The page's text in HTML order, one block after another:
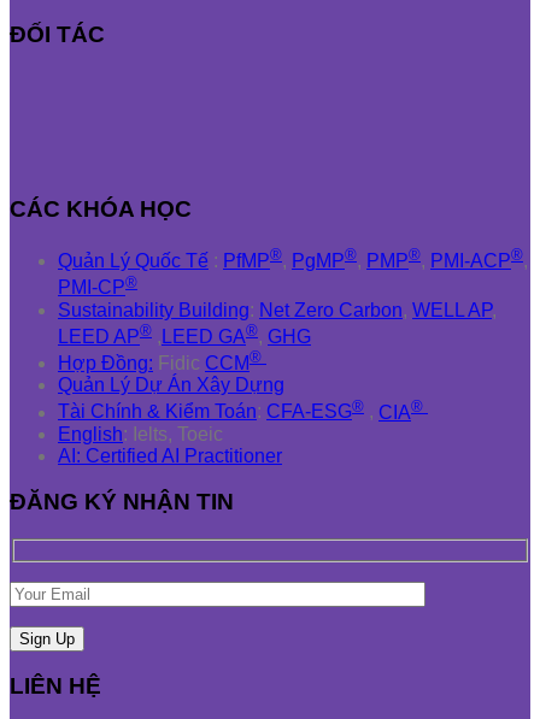
ĐỐI TÁC
CÁC KHÓA HỌC
Quản Lý Quốc Tế : PfMP®, PgMP®, PMP®, PMI-ACP®,
PMI-CP®
Sustainability Building: Net Zero Carbon, WELL AP,
LEED AP® , LEED GA®, GHG
Hợp Đồng: Fidic CCM®
Quản Lý Dự Án Xây Dựng
Tài Chính & Kiểm Toán: CFA-ESG® , CIA®
English: Ielts, Toeic
AI: Certified AI Practitioner
ĐĂNG KÝ NHẬN TIN
LIÊN HỆ